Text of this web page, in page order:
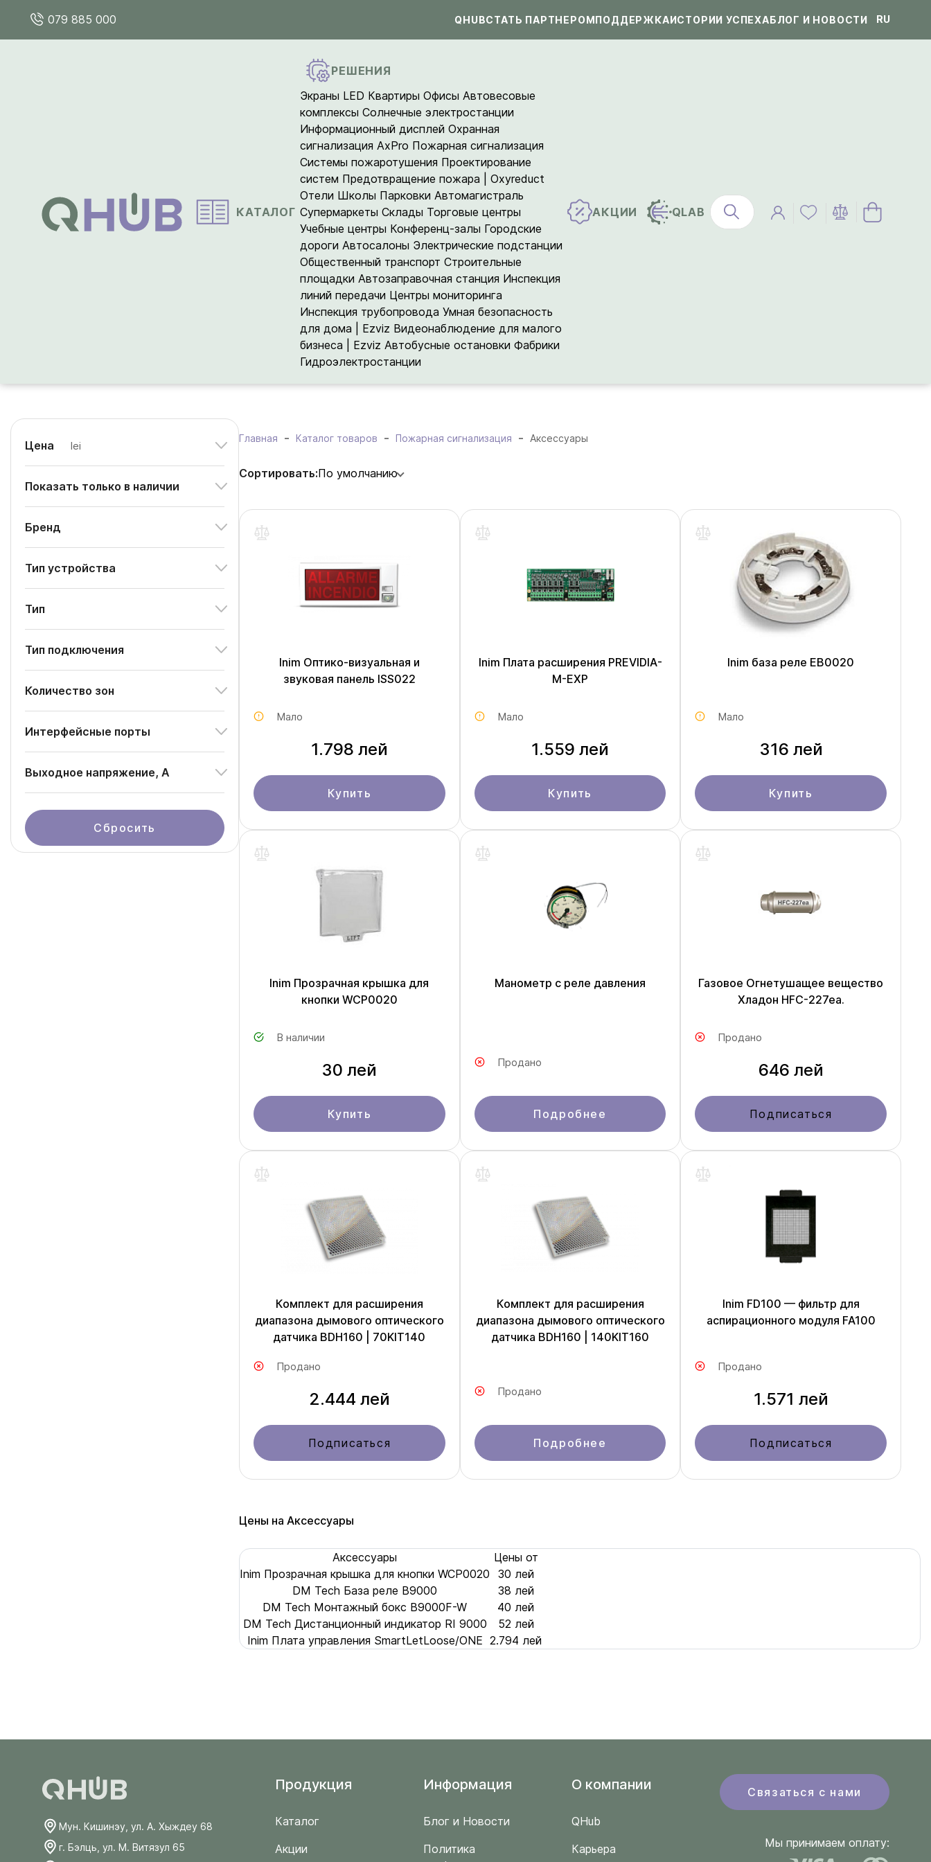
079 885 000 QHUBСТАТЬ ПАРТНЕРОМПОДДЕРЖКАИСТОРИИ УСПЕХАБЛОГ И НОВОСТИ RU
КАТАЛОГ
РЕШЕНИЯ
Экраны LED Квартиры Офисы Автовесовые
комплексыСолнечные электростанции
Информационный дисплей Охранная
сигнализация AxPro Пожарная сигнализация
Системы пожаротушения Проектирование
систем Предотвращение пожара | Oxyreduct
Отели Школы Парковки Автомагистраль
Супермаркеты Склады Торговые центры
Учебные центры Конференц-залы Городские
дороги Автосалоны Электрические подстанции
Общественный транспорт Строительные
площадки Автозаправочная станция Инспекция
линий передачи Центры мониторинга
Инспекция трубопровода Умная безопасность
для дома | Ezviz Видеонаблюдение для малого
бизнеса | Ezviz Автобусные остановки Фабрики
Гидроэлектростанции
АКЦИИ QLAB
Цена lei
Показать только в наличии
Бренд
Тип устройства
Тип
Тип подключения
Количество зон
Интерфейсные порты
Выходное напряжение, А
Сбросить
Главная Каталог товаров Пожарная сигнализация Аксессуары
Сортировать:По умолчанию
Inim Оптико-визуальная и
звуковая панель ISS022
Мало
1.798 лей
Купить
Inim Плата расширения PREVIDIA-
M-EXP
Мало
1.559 лей
Купить
Inim база реле EB0020
Мало
316 лей
Купить
Inim Прозрачная крышка для
кнопки WCP0020
В наличии
30 лей
Купить
Манометр с реле давления
Продано
Подробнее
Газовое Огнетушащее вещество
Хладон HFC-227ea.
Продано
646 лей
Подписаться
Комплект для расширения
диапазона дымового оптического
датчика BDH160 | 70KIT140
Продано
2.444 лей
Подписаться
Комплект для расширения
диапазона дымового оптического
датчика BDH160 | 140KIT160
Продано
Подробнее
Inim FD100 — фильтр для
аспирационного модуля FA100
Продано
1.571 лей
Подписаться
Цены на Аксессуары
Аксессуары
Цены от
Inim Прозрачная крышка для кнопки WCP0020
30 лей
DM Tech База реле B9000
38 лей
DM Tech Монтажный бокс B9000F-W
40 лей
DM Tech Дистанционный индикатор RI 9000
52 лей
Inim Плата управления SmartLetLoose/ONE 2.794 лей
Мун. Кишинэу, ул. А. Хыждеу 68
г. Бэлць, ул. М. Витязул 65
Продукция
Каталог
Акции
Информация
Блог и Новости
Политика
O компании
QHub
Карьера
Связаться с нами
Мы принимаем оплату: